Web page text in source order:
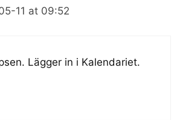
11 at 09:52
Lägger in i Kalendariet.